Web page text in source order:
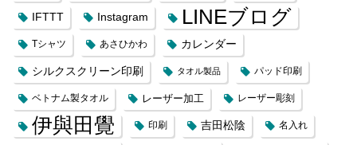
IFTTT Instagram LINEブログ
Tシャツ あさひかわ カレンダー
シルクスクリーン印刷 タオル製品 パッド印刷
ベトナム製タオル レーザー加工 レーザー彫刻
伊與田覺 印刷 吉田松陰 名入れ